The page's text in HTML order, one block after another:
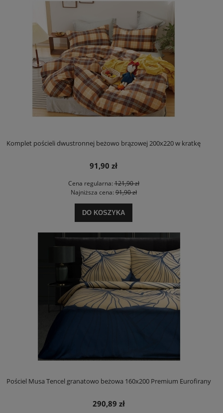
Komplet pościeli dwustronnej beżowo brązowej 200x220 w kratkę
91,90 zł
Cena regularna:121,90 zł
Najniższa cena:91,90 zł
DO KOSZYKA
Pościel Musa Tencel granatowo beżowa 160x200 Premium Eurofirany
290,89 zł